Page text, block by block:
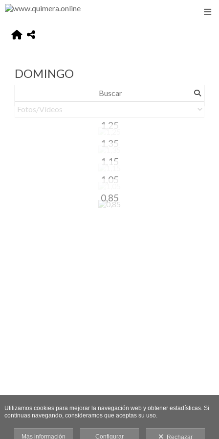
DOMINGO
1,25
1,35
1,15
1,05
0,85
Utilizamos cookies para mejorar la navegación web y obtener estadísticas. Si
continuas navegando, consideramos que aceptas su uso.
Más información Configurar Rechazar